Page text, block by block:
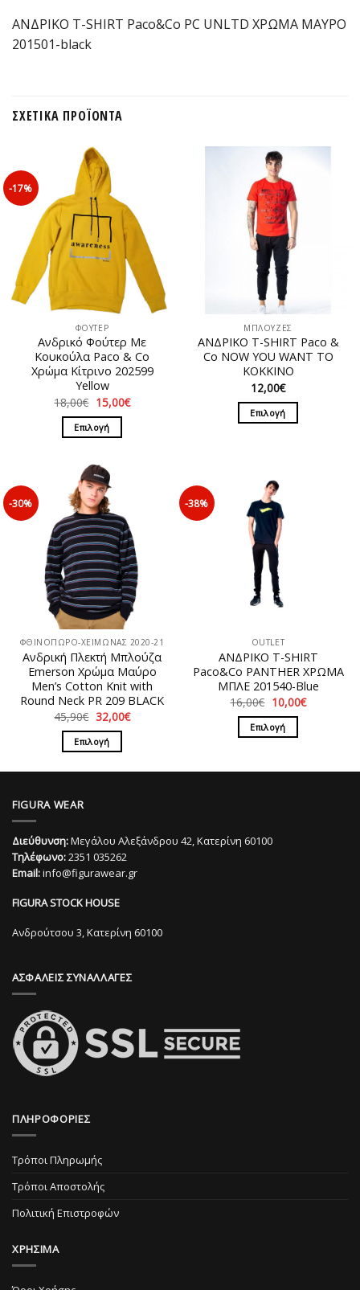
ΑΝΔΡΙΚΟ T-SHIRT Paco&Co PC UNLTD ΧΡΩΜΑ ΜΑΥΡΟ
201501-black
ΣΧΕΤΙΚΆ ΠΡΟΪΌΝΤΑ
-17%
ΦΟΥΤΕΡ
Ανδρικό Φούτερ Με
Κουκούλα Paco & Co
Χρώμα Κίτρινο 202599
Yellow
18,00€ Original
price
was:
18,00€.
15,00€Η
τρέχουσα
Επιλογή
το
προϊόν
έχει
πολλαπλές
παραλλαγές.
Οι
επιλογές
μπορούν
να
επιλεγούν
στη
σελίδα
του
προϊόντος
ΜΠΛΟΥΖΕΣ
ΑΝΔΡΙΚΟ T-SHIRT Paco &
Co NOW YOU WANT TO
ΚΟΚΚΙΝΟ
12,00€
Επιλογή
έχει
πολλαπλές
παραλλαγές.
Οι
επιλογές
μπορούν
να
επιλεγούν
του
προϊόντος
-30%
ΦΘΙΝΟΠΩΡΟ-ΧΕΙΜΩΝΑΣ 2020-21
Ανδρική Πλεκτή Μπλούζα
Emerson Χρώμα Μαύρο
Men’s Cotton Knit with
Round Neck PR 209 BLACK
45,90€ Original
price
was:
45,90€.
32,00€Η
Επιλογή
παραλλαγές.
Οι
επιλογές
μπορούν
επιλεγούν
του
-38%
OUTLET
ΑΝΔΡΙΚΟ T-SHIRT
Paco&Co PANTHER ΧΡΩΜΑ
ΜΠΛΕ 201540-Blue
16,00€ Original
price
was:
16,00€.
10,00€Η
Επιλογή
Οι
FIGURA WEAR
Διεύθυνση:Μεγάλου Αλεξάνδρου 42, Κατερίνη 60100
Τηλέφωνο:2351 035262
Email:info@figurawear.gr
FIGURA STOCK HOUSE
Ανδρούτσου 3, Κατερίνη 60100
ΑΣΦΑΛΕΙΣ ΣΥΝΑΛΛΑΓΕΣ
ΠΛΗΡΟΦΟΡΙΕΣ
Τρόποι Πληρωμής
Τρόποι Αποστολής
Πολιτική Επιστροφών
ΧΡΗΣΙΜΑ